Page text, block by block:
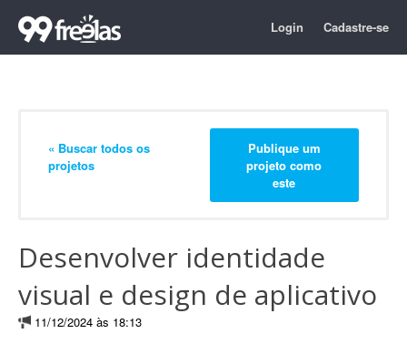
Login Cadastre-se
« Buscar todos os
projetos
Publique um
projeto como
este
Desenvolver identidade
visual e design de aplicativo
11/12/2024 às 18:13